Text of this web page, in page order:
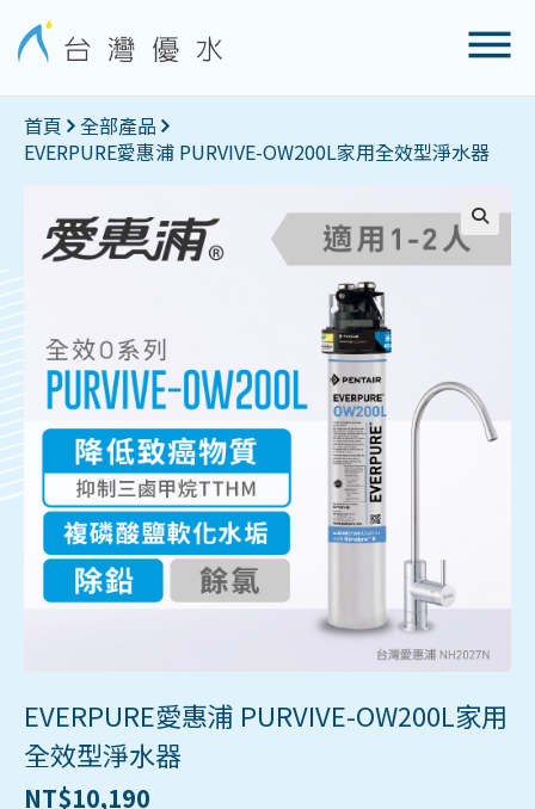
首頁
全部產品
EVERPURE愛惠浦 PURVIVE-OW200L家用全效型淨水器
EVERPURE愛惠浦 PURVIVE-OW200L家用
全效型淨水器
NT$10,190